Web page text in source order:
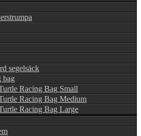
segelsäck
bag
Racing Bag Small
Racing Bag Medium
Racing Bag Large